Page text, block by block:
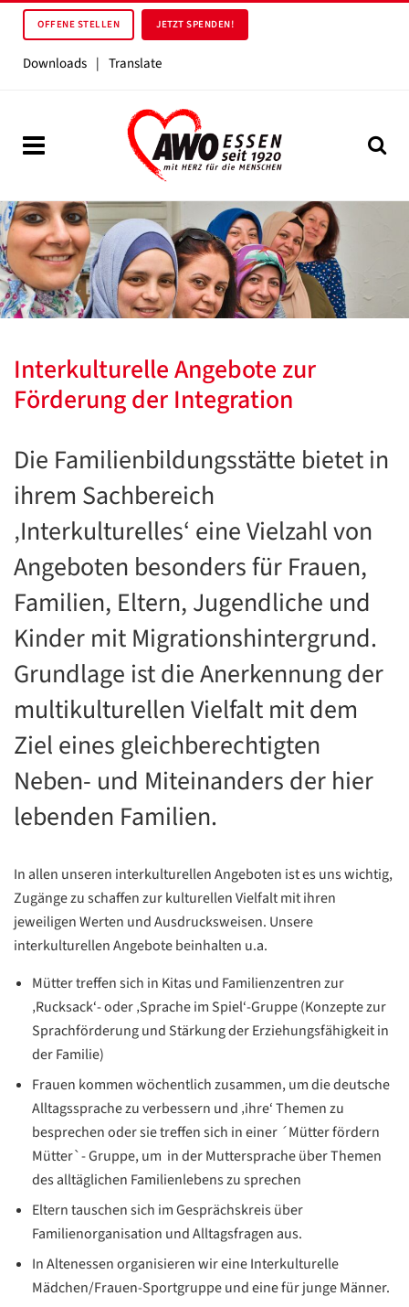
OFFENE STELLEN JETZT SPENDEN!
Downloads | Translate
Interkulturelle Angebote zur
Förderung der Integration
Die Familienbildungsstätte bietet in
ihrem Sachbereich
‚Interkulturelles‘ eine Vielzahl von
Angeboten besonders für Frauen,
Familien, Eltern, Jugendliche und
Kinder mit Migrationshintergrund.
Grundlage ist die Anerkennung der
multikulturellen Vielfalt mit dem
Ziel eines gleichberechtigten
Neben- und Miteinanders der hier
lebenden Familien.
In allen unseren interkulturellen Angeboten ist es uns wichtig,
Zugänge zu schaffen zur kulturellen Vielfalt mit ihren
jeweiligen Werten und Ausdrucksweisen. Unsere
interkulturellen Angebote beinhalten u.a.
Mütter treffen sich in Kitas und Familienzentren zur
‚Rucksack‘- oder ‚Sprache im Spiel‘-Gruppe (Konzepte zur
Sprachförderung und Stärkung der Erziehungsfähigkeit in
der Familie)
Frauen kommen wöchentlich zusammen, um die deutsche
Alltagssprache zu verbessern und ‚ihre‘ Themen zu
besprechen oder sie treffen sich in einer ´Mütter fördern
Mütter`- Gruppe, um in der Muttersprache über Themen
des alltäglichen Familienlebens zu sprechen
Eltern tauschen sich im Gesprächskreis über
Familienorganisation und Alltagsfragen aus.
In Altenessen organisieren wir eine Interkulturelle
Mädchen/Frauen-Sportgruppe und eine für junge Männer.